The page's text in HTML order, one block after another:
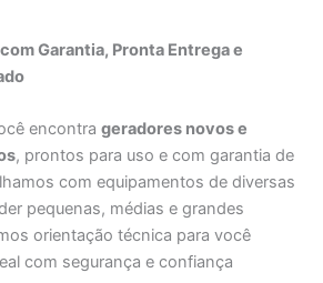
Garantia, Pronta Entrega e
encontra geradores novos e
, prontos para uso e com garantia de
com equipamentos de diversas
pequenas, médias e grandes
orientação técnica para você
com segurança e confiança